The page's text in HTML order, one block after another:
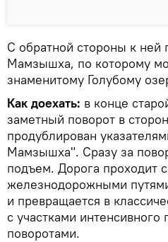
С обратной стороны к ней
Мамзышха, по которому
знаменитому Голубому
Как доехать: в конце
заметный поворот в
продублирован
Мамзышха". Сразу за
подъем. Дорога проходит
железнодорожными
и превращается в
с участками
поворотами.